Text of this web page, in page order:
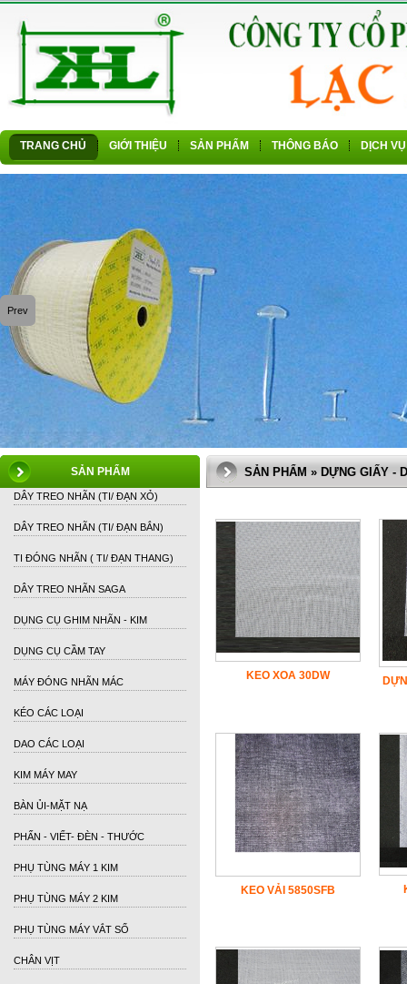
TRANG CHỦ GIỚI THIỆU SẢN PHẨM THÔNG BÁO DỊCH VỤ
Prev
SẢN PHẨM SẢN PHẨM » DỰNG GIẤY -
DÂY TREO NHÃN (TI/ ĐẠN XỎ)
DÂY TREO NHÃN (TI/ ĐẠN BẮN)
TI ĐÓNG NHÃN ( TI/ ĐẠN THANG)
DÂY TREO NHÃN SAGA
DỤNG CỤ GHIM NHÃN - KIM
DỤNG CỤ CẦM TAY
MÁY ĐÓNG NHÃN MÁC
KÉO CÁC LOẠI
DAO CÁC LOẠI
KIM MÁY MAY
BÀN ỦI-MẶT NẠ
PHẤN - VIẾT- ĐÈN - THƯỚC
PHỤ TÙNG MÁY 1 KIM
PHỤ TÙNG MÁY 2 KIM
PHỤ TÙNG MÁY VẮT SỔ
CHÂN VỊT
KEO XOA 30DW
KEO VẢI 5850SFB